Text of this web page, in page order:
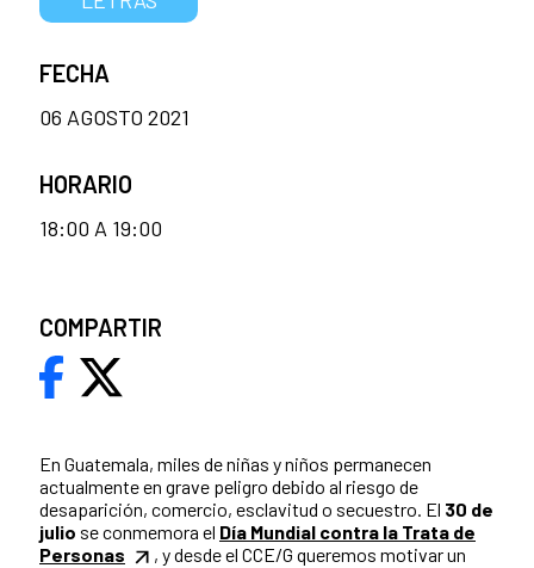
En Guatemala, miles de niñas y niños permanecen
actualmente en grave peligro debido al riesgo de
desaparición, comercio, esclavitud o secuestro. El 30 de
julio se conmemora el Día Mundial contra la Trata de
Personas
, y desde el CCE/G queremos motivar un
FECHA
06 AGOSTO 2021
HORARIO
18:00 A 19:00
COMPARTIR